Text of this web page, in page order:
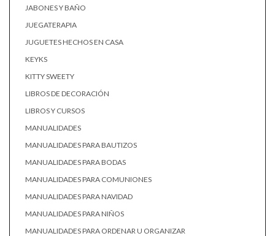
JABONES Y BAÑO
JUEGATERAPIA
JUGUETES HECHOS EN CASA
KEYKS
KITTY SWEETY
LIBROS DE DECORACIÓN
LIBROS Y CURSOS
MANUALIDADES
MANUALIDADES PARA BAUTIZOS
MANUALIDADES PARA BODAS
MANUALIDADES PARA COMUNIONES
MANUALIDADES PARA NAVIDAD
MANUALIDADES PARA NIÑOS
MANUALIDADES PARA ORDENAR U ORGANIZAR